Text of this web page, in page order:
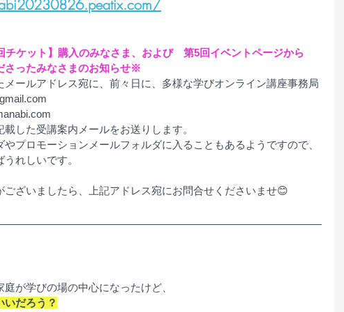
ケット】購入のみなさま、および　第5回イベントページから
さったみなさまのお知らせ※
メールアドレス宛に、前々日に、多様な学びオンライン講座事務局
した受講案内メールをお送りします。
プロモーションメールフォルダに入ることもあるようですので、
れしいです。
ございましたら、上記アドレス宛にお問合せくださいませ😊
が学びの場の中心になったけど、
いだろう？